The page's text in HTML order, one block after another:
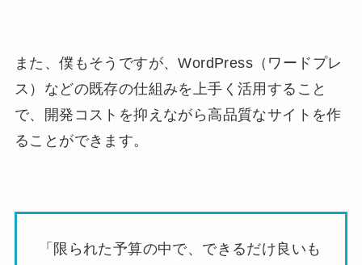
また、僕もそうですが、WordPress（ワードプレ
ス）などの既存の仕組みを上手く活用すること
で、開発コストを抑えながら高品質なサイトを作
ることができます。
「限られた予算の中で、できるだけ良いも